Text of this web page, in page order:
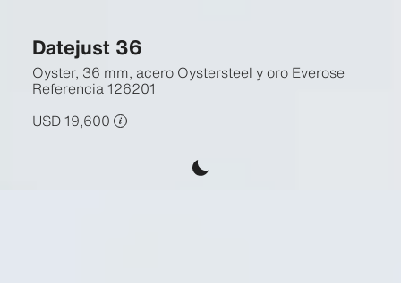
Datejust 36
Oyster, 36 mm, acero Oystersteel y oro Everose
Referencia126201
USD 19,600